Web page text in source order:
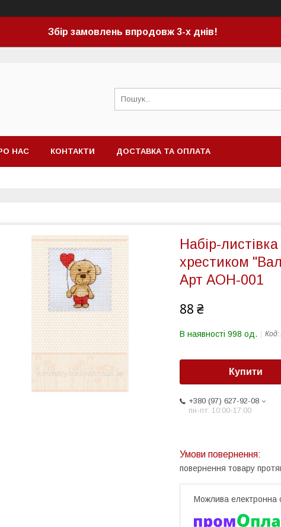
Збір замовлень впродовж 3-х днів!
НАС КОНТАКТИ ДОСТАВКА ТА ОПЛАТА
Набір-
хрестиком
Арт AOH-001
88 ₴
В наявності 998 од. Код:
Купити
+380 (97) 627-92-08
пн-пт: 10:00-17:00
повернення товару